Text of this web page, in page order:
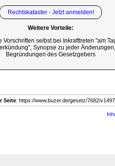
Rechtskataster - Jetzt anmelden!
Weitere Vorteile:
Vorschriften selbst bei Inkrafttreten "am
Synopse zu jeder Änderungen,
Begründungen des Gesetzgebers
Seite: https://www.buzer.de/gesetz/7682/